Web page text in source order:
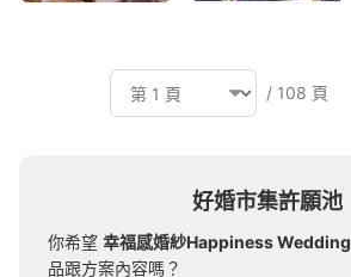
好婚市集許願池
你希望 幸福感婚紗Happiness Wedding
品跟方案內容嗎？
/ 108 頁